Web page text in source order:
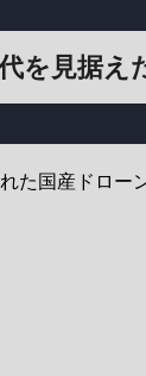
を見据
た国産ドロー